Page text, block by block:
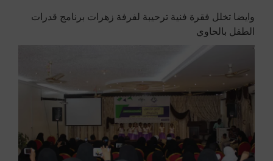
وايضا تخلل فقرة فنية ترحيبة لفرفة زهرات برنامج قدرات
الطفل بالحاوي